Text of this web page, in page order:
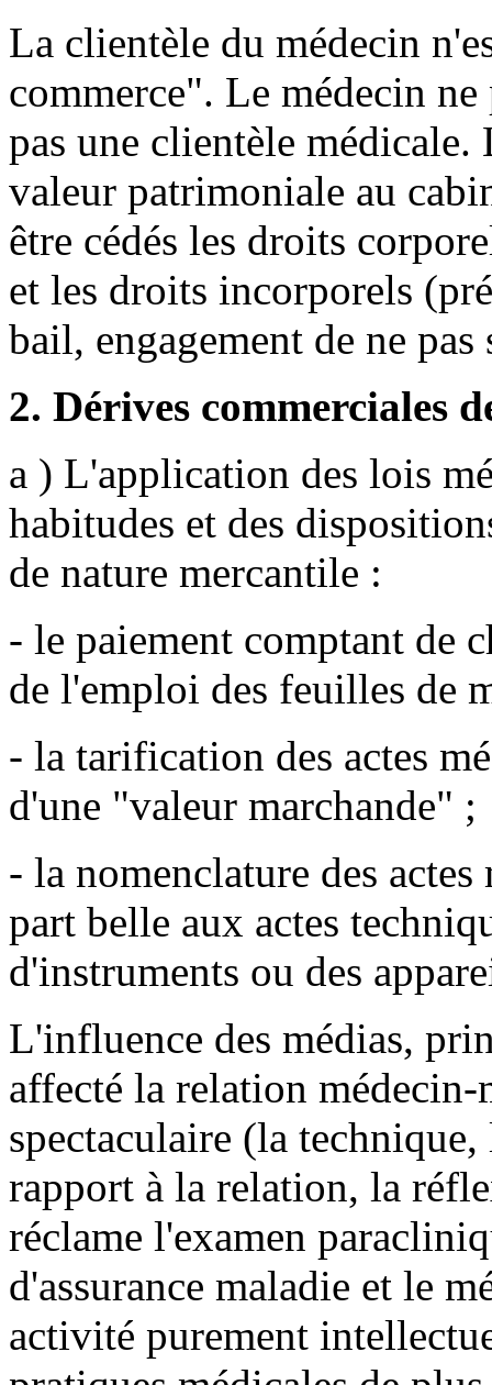
La clientèle du médecin
commerce". Le médecin
pas une clientèle
valeur patrimoniale au
être cédés les droits
et les droits incorporels
bail, engagement de ne
2. Dérives commerciales
a ) L'application des lois
habitudes et des
de nature mercantile :
- le paiement comptant de
de l'emploi des feuilles de
- la tarification des actes
d'une "valeur marchande" ;
- la nomenclature des
part belle aux actes
d'instruments ou des
L'influence des médias,
affecté la relation
spectaculaire (la
rapport à la relation, la
réclame l'examen
d'assurance maladie et le
activité purement